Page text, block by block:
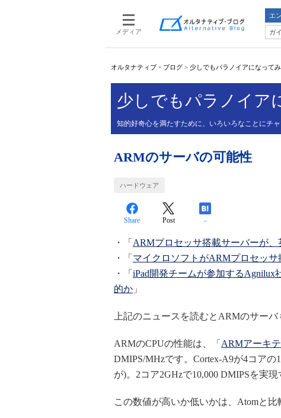
メディア
エ
ガ
オルタナティブ・ブログ > 少しでもパラノイアになって
少しでもパラノイア
知的好奇心を満たすために、いろいろなことにチ
ARMのサーバの可能性
ハードウェア
Share Post -
・「 ARMプロセッサ搭載サーバーが
・「 マイクロソフトがARMプロセッ
・「 iPad開発チームが参加する
的か 」
上記のニュースを読むとARMのサー
ARMのCPUの性能は、「 ARMアーキ
DMIPS/MHzです。Cortex-A9が4コア
が)。2コア2GHzで10,000 DMIPSを実
この数値が高いか低いかは、Atomと比